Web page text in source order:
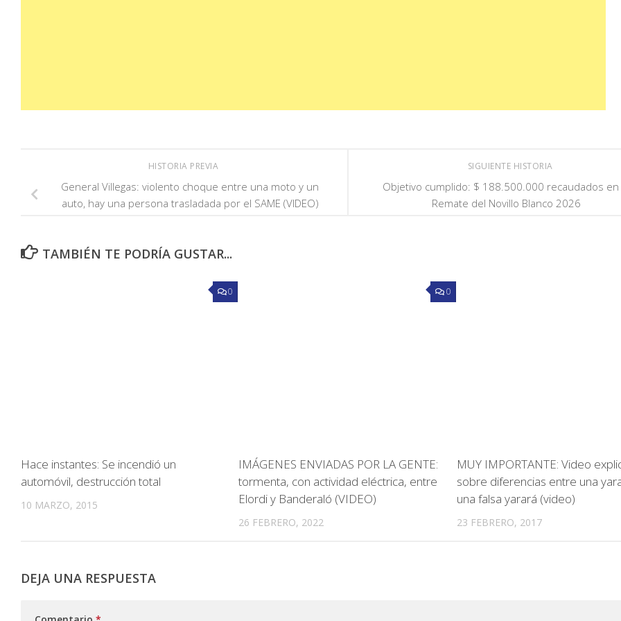
SIGUIENTE HISTORIA
Objetivo cumplido: $ 188.500.000 recaudados en
Remate del Novillo Blanco 2026
HISTORIA PREVIA
General Villegas: violento choque entre una moto y un
auto, hay una persona trasladada por el SAME (VIDEO)
TAMBIÉN TE PODRÍA GUSTAR...
0
Hace instantes: Se incendió un
automóvil, destrucción total
10 MARZO, 2015
0
IMÁGENES ENVIADAS POR LA GENTE:
tormenta, con actividad eléctrica, entre
Elordi y Banderaló (VIDEO)
26 FEBRERO, 2022
MUY IMPORTANTE: Video
sobre diferencias entre una
una falsa yarará (video)
23 FEBRERO, 2017
DEJA UNA RESPUESTA